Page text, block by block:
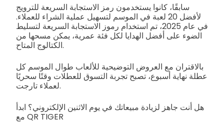
سابقًا، كانوا يستخدمون رمز الاستجابة السريعة للترويج
لأفضل 20 لعبة في الموسم لتسهيل عملية الشراء للعملاء.
في عام 2025، تم استخدام رموز الاستجابة السريعة لتسليط
الضوء على أفضل الهدايا لكل فئة عمرية، يمكن مسحها من
الكتالوج المتاح.
بالاقتران مع العروض التوضيحية للألعاب طوال الموسم كل
عطلة نهاية أسبوع، تصبح تجربة التسوق للعطلات وقتًا سحريًا
لعملاء تارجت.
هل أنت جاهز لزيادة مبيعاتك في يوم الاثنين الإلكتروني؟ ابدأ
مع QR TIGER